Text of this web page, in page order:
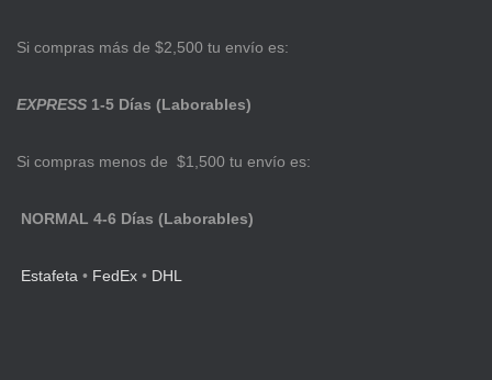
Si compras más de $2,500 tu envío es:
EXPRESS 1-5 Días (Laborables)
Si compras menos de $1,500 tu envío es:
NORMAL 4-6 Días (Laborables)
Estafeta • FedEx • DHL